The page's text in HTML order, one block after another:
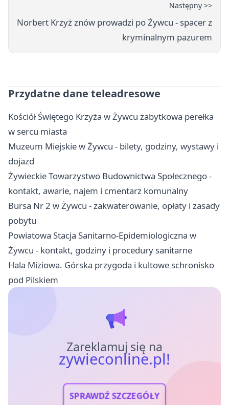
Następny >>
Norbert Krzyż znów prowadzi po Żywcu - spacer z
kryminalnym pazurem
Przydatne dane teleadresowe
Kościół Świętego Krzyża w Żywcu zabytkowa perełka
w sercu miasta
Muzeum Miejskie w Żywcu - bilety, godziny, wystawy i
dojazd
Żywieckie Towarzystwo Budownictwa Społecznego -
kontakt, awarie, najem i cmentarz komunalny
Bursa Nr 2 w Żywcu - zakwaterowanie, opłaty i zasady
pobytu
Powiatowa Stacja Sanitarno-Epidemiologiczna w
Żywcu - kontakt, godziny i procedury sanitarne
Hala Miziowa. Górska przygoda i kultowe schronisko
pod Pilskiem
Zareklamuj się na
zywieconline.pl!
SPRAWDŹ SZCZEGÓŁY